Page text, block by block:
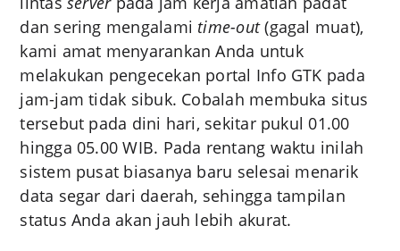
dan sering mengalami time-out(gagal muat),
kami amat menyarankan Anda untuk
melakukan pengecekan portal Info GTK pada
jam-jam tidak sibuk. Cobalah membuka situs
tersebut pada dini hari, sekitar pukul 01.00
hingga 05.00 WIB. Pada rentang waktu inilah
sistem pusat biasanya baru selesai menarik
data segar dari daerah, sehingga tampilan
status Anda akan jauh lebih akurat.